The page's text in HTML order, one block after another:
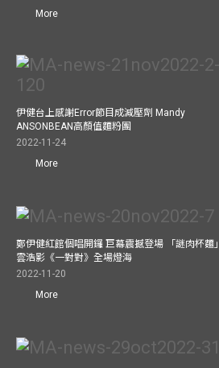
More
伊健台上感謝Error節目成減壓劑 Mandy
ANSONBEAN高顏值麵粉團
2022-11-24
More
鄭伊健紅館個唱開鑼 巨幕震撼登場 「謎肉杯麵」
雲浩影《一對對》全場燈海
2022-11-20
More